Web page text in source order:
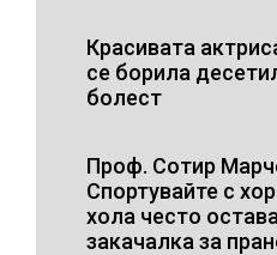
Красивата
се борила
болест
Проф. Сотир
Спортувайте с
хола често
закачалка за